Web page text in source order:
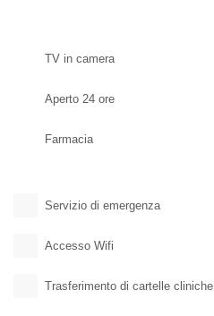
TV in camera
Aperto 24 ore
Farmacia
Servizio di emergenza
Accesso Wifi
Trasferimento di cartelle cliniche